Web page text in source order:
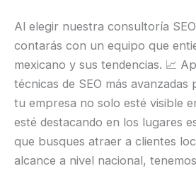
Al elegir nuestra consultoría
contarás con un equipo que
mexicano y sus tendencias. 📈
técnicas de SEO más avanzadas
tu empresa no solo esté visible
esté destacando en los lugares
que busques atraer a clientes
alcance a nivel nacional,